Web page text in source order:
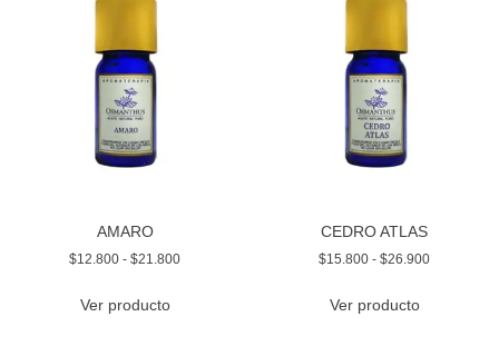
AMARO
$12.800 - $21.800
Ver producto
CEDRO ATLAS
$15.800 - $26.900
Ver producto